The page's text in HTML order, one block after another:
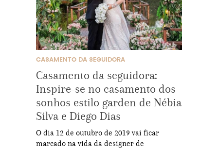
CASAMENTO DA SEGUIDORA
Casamento da seguidora:
Inspire-se no casamento dos
sonhos estilo garden de Nébia
Silva e Diego Dias
O dia 12 de outubro de 2019 vai ficar
marcado na vida da designer de